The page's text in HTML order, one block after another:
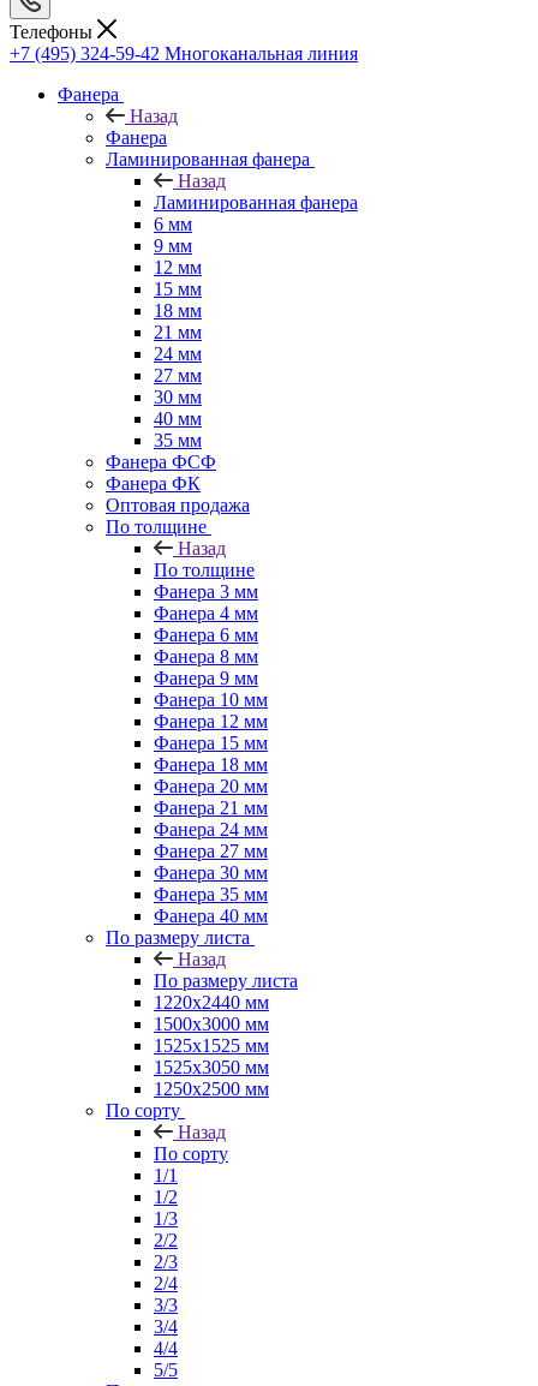
Телефоны
+7 (495) 324-59-42 Многоканальная линия
Фанера
Назад
Фанера
Ламинированная фанера
Назад
Ламинированная фанера
6 мм
9 мм
12 мм
15 мм
18 мм
21 мм
24 мм
27 мм
30 мм
40 мм
35 мм
Фанера ФСФ
Фанера ФК
Оптовая продажа
По толщине
Назад
По толщине
Фанера 3 мм
Фанера 4 мм
Фанера 6 мм
Фанера 8 мм
Фанера 9 мм
Фанера 10 мм
Фанера 12 мм
Фанера 15 мм
Фанера 18 мм
Фанера 20 мм
Фанера 21 мм
Фанера 24 мм
Фанера 27 мм
Фанера 30 мм
Фанера 35 мм
Фанера 40 мм
По размеру листа
Назад
По размеру листа
1220х2440 мм
1500х3000 мм
1525x1525 мм
1525х3050 мм
1250х2500 мм
По сорту
Назад
По сорту
1/1
1/2
1/3
2/2
2/3
2/4
3/3
3/4
4/4
5/5